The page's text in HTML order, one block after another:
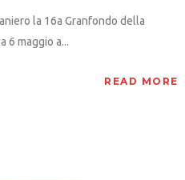
la 16a Granfondo della
6 maggio a...
READ MORE